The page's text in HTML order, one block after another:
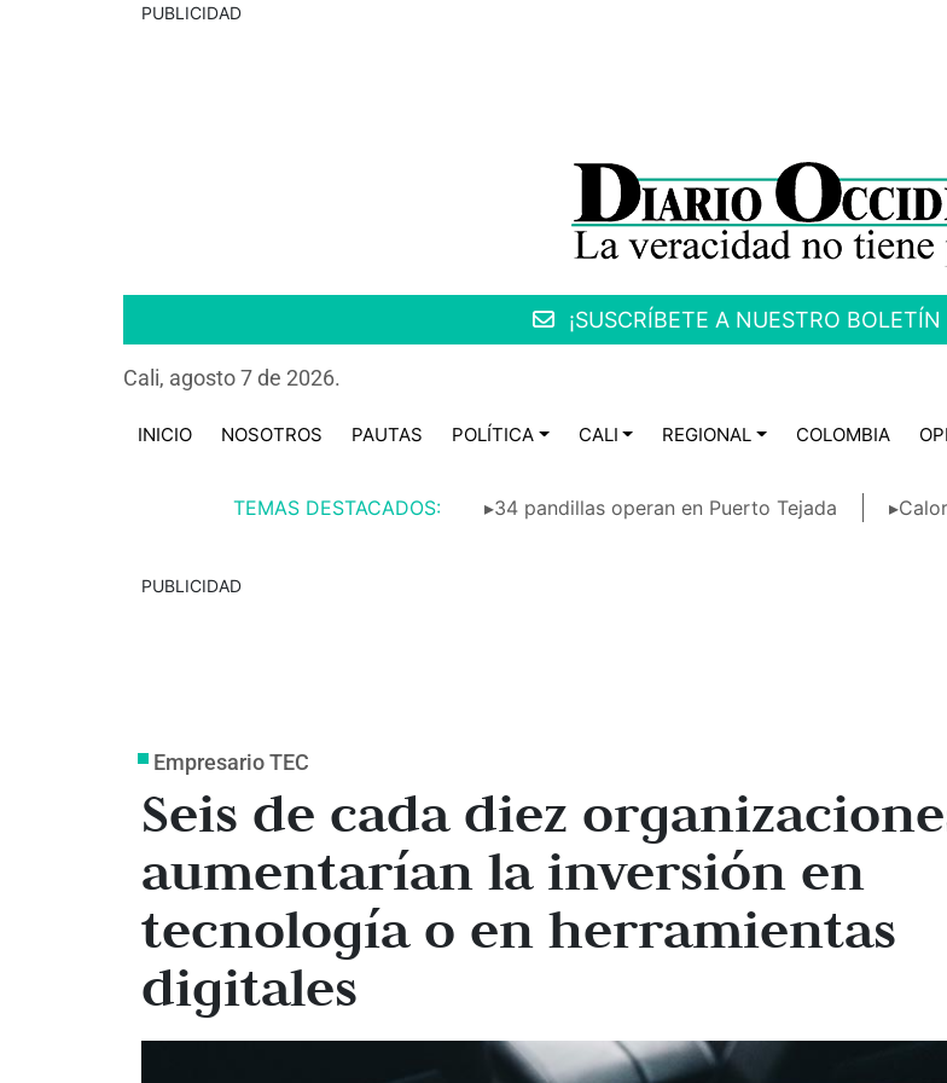
PUBLICIDAD
¡SUSCRÍBETE A NUESTRO
Cali, agosto 7 de 2026.
INICIO NOSOTROS PAUTAS POLÍTICA CALI REGIONAL COLOMBIA
TEMAS DESTACADOS: ▸34 pandillas operan en Puerto Tejada
PUBLICIDAD
Empresario TEC
Seis de cada diez
aumentarían la inversión en
tecnología o en herramientas
digitales